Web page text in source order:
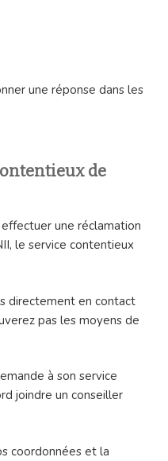
une réponse dans les
de
une réclamation
le service contentieux
directement en contact
pas les moyens de
à son service
joindre un conseiller
coordonnées et la